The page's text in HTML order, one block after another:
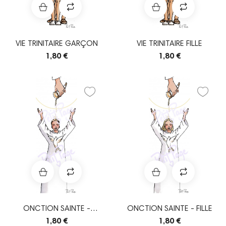
VIE TRINITAIRE GARÇON
1,80 €
VIE TRINITAIRE FILLE
1,80 €
ONCTION SAINTE -
GARÇON
1,80 €
ONCTION SAINTE - FILLE
1,80 €